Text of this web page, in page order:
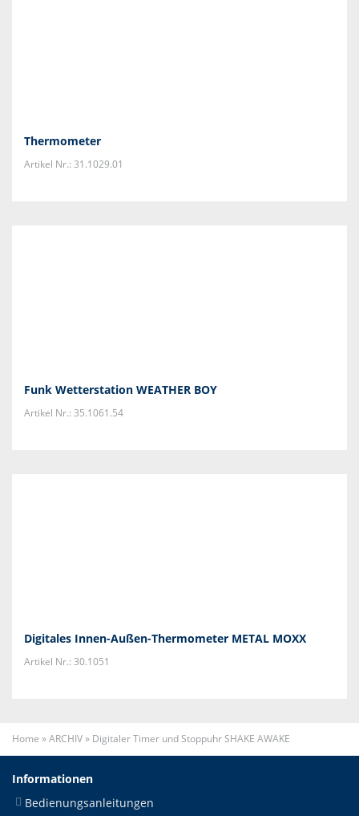
Thermometer
Artikel Nr.: 31.1029.01
Funk Wetterstation WEATHER BOY
Artikel Nr.: 35.1061.54
Digitales Innen-Außen-Thermometer METAL MOXX
Artikel Nr.: 30.1051
Home »ARCHIV» Digitaler Timer und Stoppuhr SHAKE AWAKE
Informationen
Bedienungsanleitungen